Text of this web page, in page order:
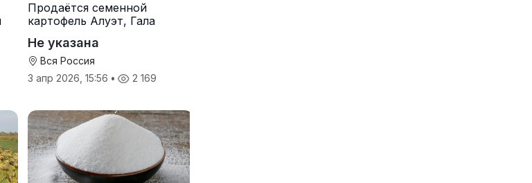
Продаётся семенной
картофель Алуэт, Гала
Не указана
Вся Россия
3 апр 2026, 15:56 • 2 169